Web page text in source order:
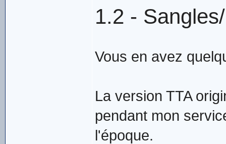
1.2 -
Vous en avez
La version TTA
pendant mon
l'époque.